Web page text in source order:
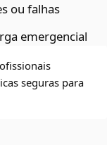
ou falhas
emergencial
seguras para